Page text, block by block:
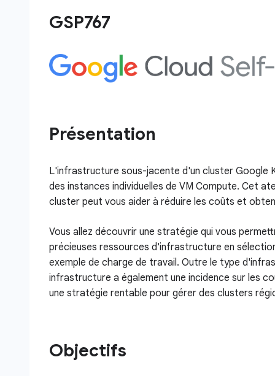
GSP767
Présentation
L'infrastructure sous-jacente d'un cluster Google
des instances individuelles de VM Compute. Cet
cluster peut vous aider à réduire les coûts et
Vous allez découvrir une stratégie qui vous
précieuses ressources d'infrastructure en
exemple de charge de travail. Outre le type
infrastructure a également une incidence sur les
une stratégie rentable pour gérer des clusters
Objectifs